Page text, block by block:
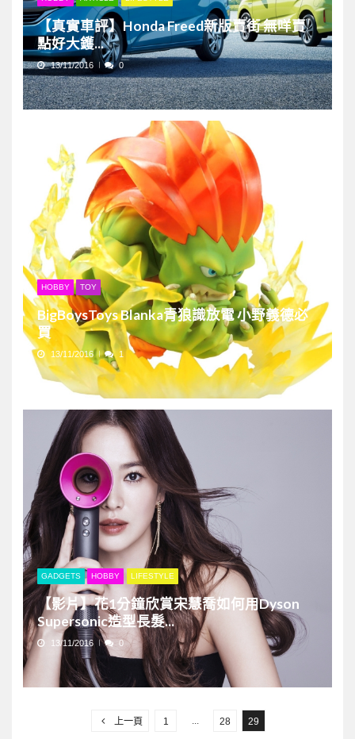
【真實車評】Honda Freed新版賣街 無咩賣
點好大鑊...
13/11/2016 0
HOBBY TOY
BigBoysToys Blanka青狼識放電 小野義德必
買
13/11/2016 1
GADGETS HOBBY LIFESTYLE
【影片】花1分鐘欣賞宋慧喬如何用Dyson
Supersonic造型長髮...
13/11/2016 0
上一頁 1 ... 28 29